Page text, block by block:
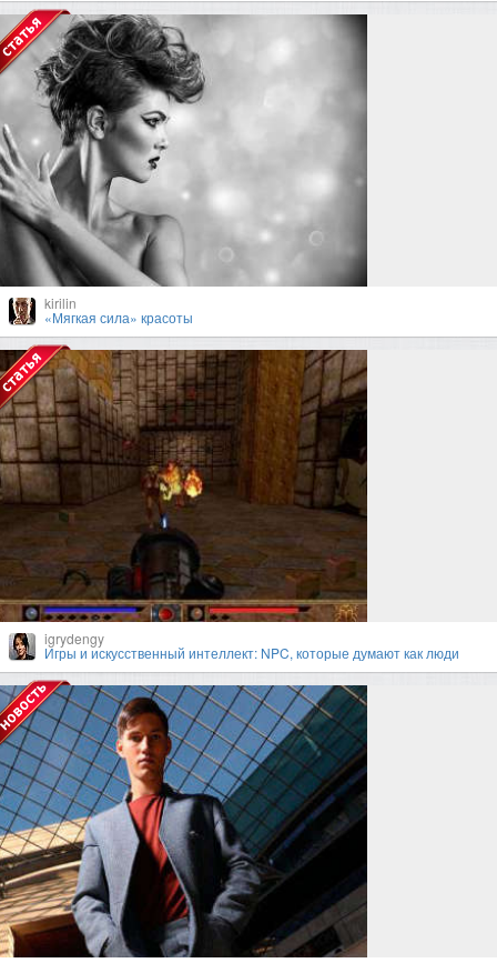
kirilin
«Мягкая сила» красоты
igrydengy
Игры и искусственный интеллект: NPC, которые думают как люди